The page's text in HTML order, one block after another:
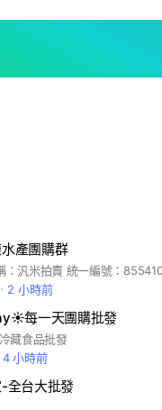
產團購群
2 小時前
每一天團購批發
藏食品批發
4 小時前
全台大批發